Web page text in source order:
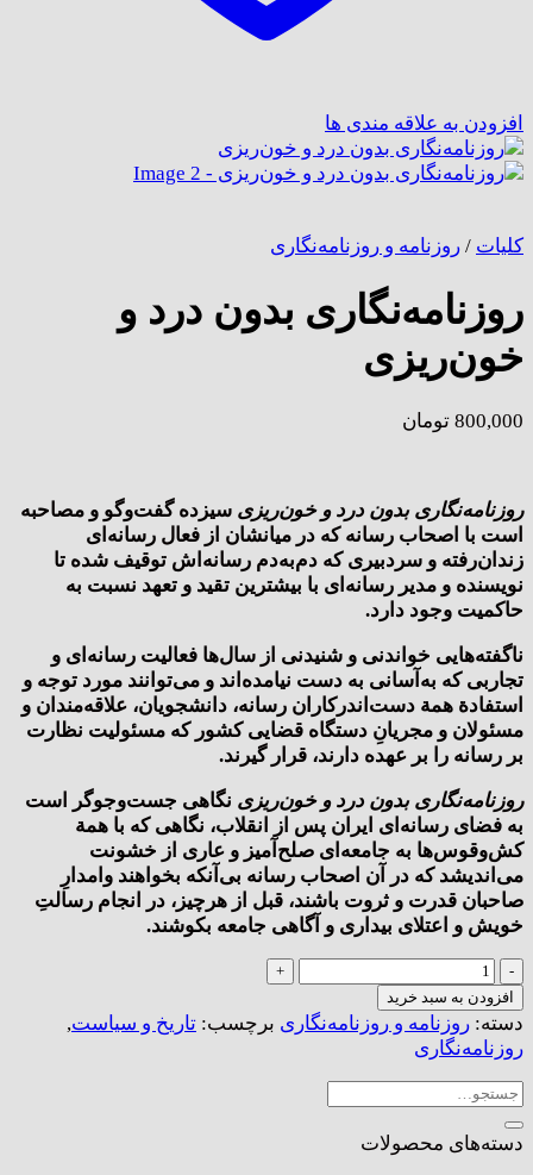
افزودن به علاقه مندی ها
کلیات / روزنامه و روزنامه‌نگاری
روزنامه‌نگاری بدون درد و
خون‌ریزی
800,000 تومان
روزنامه‌نگاری بدون درد و خون‌ریزی سیزده گفت‌و‌گو و مصاحبه
است با اصحاب رسانه که در میانشان از فعال رسانه‌ای
زندان‌رفته و سردبیری که دم‌به‌دم رسانه‌اش توقیف شده تا
نویسنده و مدیر رسانه‌ای با بیشترین تقید و تعهد نسبت به
حاکمیت وجود دارد.
ناگفته‌هایی خواندنی و شنیدنی از سال‌ها فعالیت رسانه‌ای و
تجاربی که به‌آسانی به دست نیامده‌اند و می‌توانند مورد توجه و
استفادة همة دست‌اندرکاران رسانه، دانشجویان، علاقه‌مندان و
مسئولان و مجریانِ دستگاه قضایی کشور که مسئولیت نظارت
بر رسانه را بر عهده دارند، قرار گیرند.
روزنامه‌نگاری بدون درد و خون‌ریزی نگاهی جست‌و‌جوگر است
به فضای رسانه‌ای ایران پس از انقلاب، نگاهی که با همة
کش‌وقوس‌ها به جامعه‌ای صلح‌آمیز و عاری از خشونت
می‌اندیشد که در آن اصحاب رسانه بی‌آنکه بخواهند وامدارِ
صاحبان قدرت و ثروت باشند، قبل از هرچیز، در انجام رسالتِ
خویش و اعتلای بیداری و آگاهی جامعه بکوشند.
روزنامه‌نگاری
بدون
درد
و
عدد
افزودن به سبد خرید
دسته: روزنامه و روزنامه‌نگاری برچسب: تاریخ و سیاست,
روزنامه‌نگاری
جستجو
برای:
دسته‌های محصولات